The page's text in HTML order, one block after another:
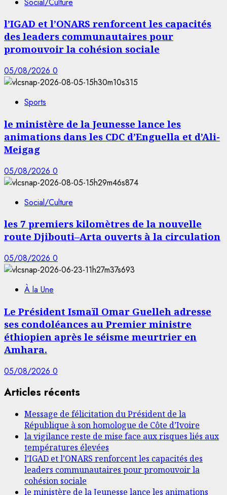
l’IGAD et l’ONARS renforcent les capacités
des leaders communautaires pour
promouvoir la cohésion sociale
05/08/2026 0
Sports
le ministère de la Jeunesse lance les
animations dans les CDC d’Enguella et d’Ali-
Meigag
05/08/2026 0
Social/Culture
les 7 premiers kilomètres de la nouvelle
route Djibouti–Arta ouverts à la circulation
05/08/2026 0
À la Une
Le Président Ismaïl Omar Guelleh adresse
ses condoléances au Premier ministre
éthiopien après le séisme meurtrier en
Amhara.
05/08/2026 0
Articles récents
Message de félicitation du Président de la
République à son homologue de Côte d’Ivoire
la vigilance reste de mise face aux risques liés aux
températures élevées
l’IGAD et l’ONARS renforcent les capacités des
leaders communautaires pour promouvoir la
cohésion sociale
le ministère de la Jeunesse lance les animations